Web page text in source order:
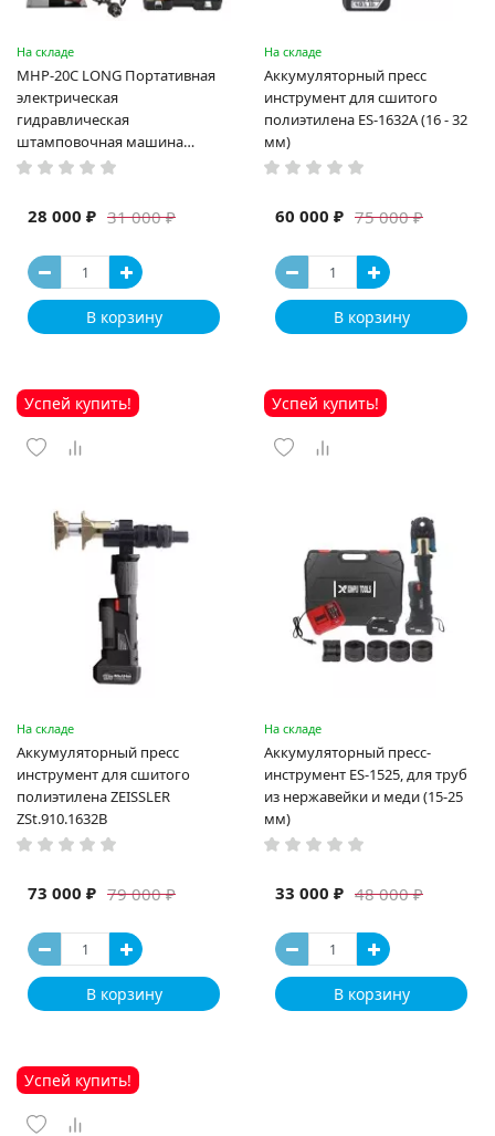
На складе
MHP-20C LONG Портативная
электрическая
гидравлическая
штамповочная машина
высокая мощность и мощный
машина
31 000 ₽
28 000 ₽
В корзину
На складе
Аккумуляторный пресс
инструмент для сшитого
полиэтилена ES-1632A (16 - 32
мм)
75 000 ₽
60 000 ₽
В корзину
Успей купить!
На складе
Аккумуляторный пресс
инструмент для сшитого
полиэтилена ZEISSLER
ZSt.910.1632B
79 000 ₽
73 000 ₽
В корзину
Успей купить!
На складе
Аккумуляторный пресс-
инструмент ES-1525, для труб
из нержавейки и меди (15-25
мм)
48 000 ₽
33 000 ₽
В корзину
Успей купить!